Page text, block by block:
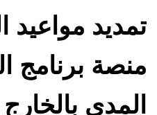
تمديد
منصة برنامج
المدى